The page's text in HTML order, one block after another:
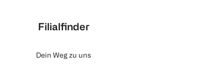
Filialfinder
Dein Weg zu uns